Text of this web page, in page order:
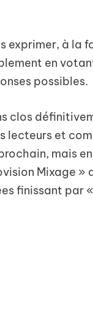
exprimer, à la
en
possibles.
clos
lecteurs et
mais
Mixage
finissant par